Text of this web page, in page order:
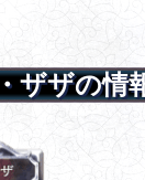
ザザの情